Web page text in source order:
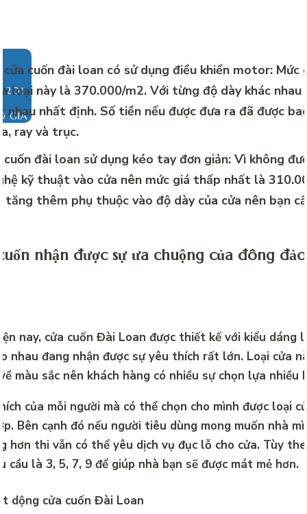
GIÁ
cửa cuốn đài loan có sử dụng điều khiển motor: Mức
loại này là 370.000/m2. Với từng độ dày khác nhau
nhau nhất định. Số tiền nếu được đưa ra đã được
ray và trục.
cuốn đài loan sử dụng kéo tay đơn giản: Vì không
kỹ thuật vào cửa nên mức giá thấp nhất là
tăng thêm phụ thuộc vào độ dày của cửa nên bạn
nhận được sự ưa chuộng của đông
nay, cửa cuốn Đài Loan được thiết kế với kiểu dáng
nhau đang nhận được sự yêu thích rất lớn. Loại cửa
màu sắc nên khách hàng có nhiều sự chọn lựa nhiều
của mỗi người mà có thể chọn cho mình được loại
Bên cạnh đó nếu người tiêu dùng mong muốn nhà
hơn thi vẫn có thể yêu dịch vụ đục lỗ cho cửa. Tùy
cầu là 3, 5, 7, 9 để giúp nhà bạn sẽ được mát mẻ hơn.